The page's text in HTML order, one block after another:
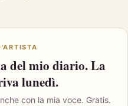
del mio diario. La
lunedì.
con la mia voce. Gratis.